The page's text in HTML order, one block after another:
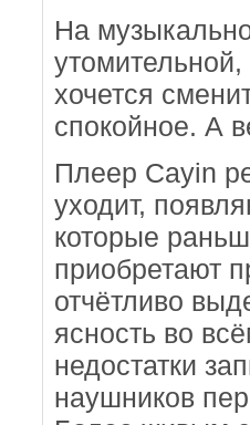
На
хочется
спокойное. А
Плеер Cayin
уходит,
которые
приобретают
отчётливо
ясность во
недостатки
наушников